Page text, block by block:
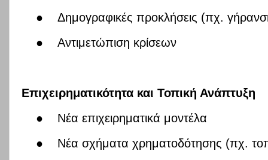
●
Δημογραφικές προκλήσεις (πχ.
●
Αντιμετώπιση κρίσεων
Επιχειρηματικότητα και Τοπική Ανάπτυξη
●
Νέα επιχειρηματικά μοντέλα
●
Νέα σχήματα χρηματοδότησης (πχ.